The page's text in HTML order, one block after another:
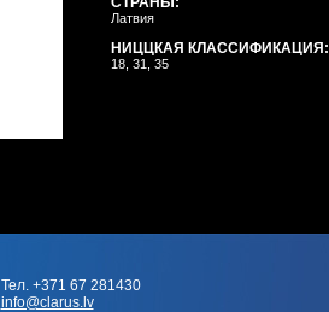
Латвия
НИЦЦКАЯ КЛАССИФИКАЦИЯ:
18, 31, 35
Тел. +371 67 281430
info@clarus.lv